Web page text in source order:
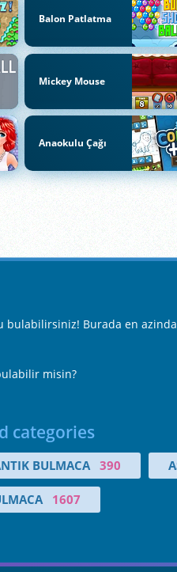
Balon Patlatma
Mickey Mouse
Anaokulu Çağı
Burada en
misin?
categories
BULMACA 390
1607